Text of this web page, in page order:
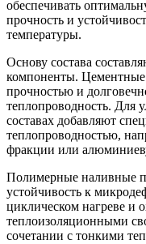
обеспечивать
прочность и
температуры.
Основу состава
компоненты.
прочностью и
теплопроводность. Для
составах добавляют
теплопроводностью,
фракции или
Полимерные наливные
устойчивость к
циклическом нагреве
теплоизоляционными
сочетании с тонкими